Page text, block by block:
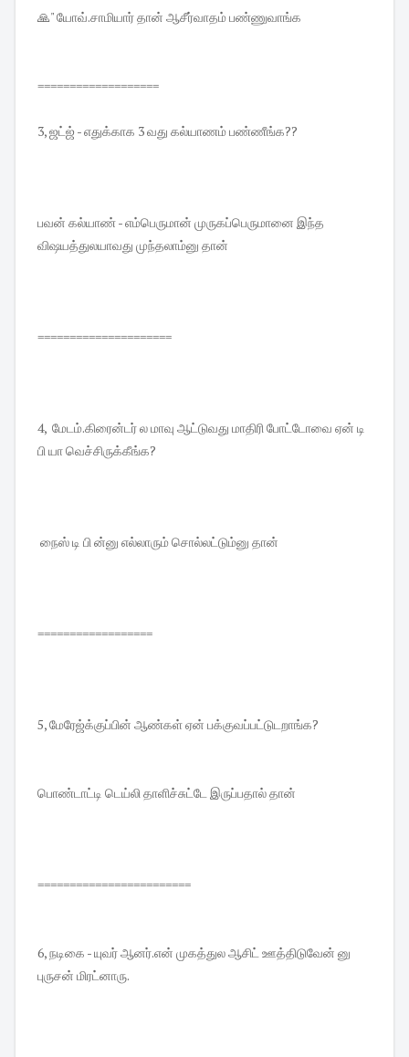
🙏" யோவ்.சாமியார் தான் ஆசீர்வாதம் பண்ணுவாங்க
===================
3, ஜட்ஜ் - எதுக்காக 3 வது கல்யாணம் பண்ணீங்க??
பவன் கல்யாண் - எம்பெருமான் முருகப்பெருமானை இந்த
விஷயத்துலயாவது முந்தலாம்னு தான்
=====================
4, மேடம்.கிரைன்டர் ல மாவு ஆட்டுவது மாதிரி போட்டோவை ஏன் டி
பி யா வெச்சிருக்கீங்க?
நைஸ் டி பி ன்னு எல்லாரும் சொல்லட்டும்னு தான்
==================
5, மேரேஜ்க்குப்பின் ஆண்கள் ஏன் பக்குவப்பட்டுடறாங்க?
பொண்டாட்டி டெய்லி தாளிச்சுட்டே இருப்பதால் தான்
========================
6, நடிகை - யுவர் ஆனர்.என் முகத்துல ஆசிட் ஊத்திடுவேன் னு
புருசன் மிரட்னாரு.